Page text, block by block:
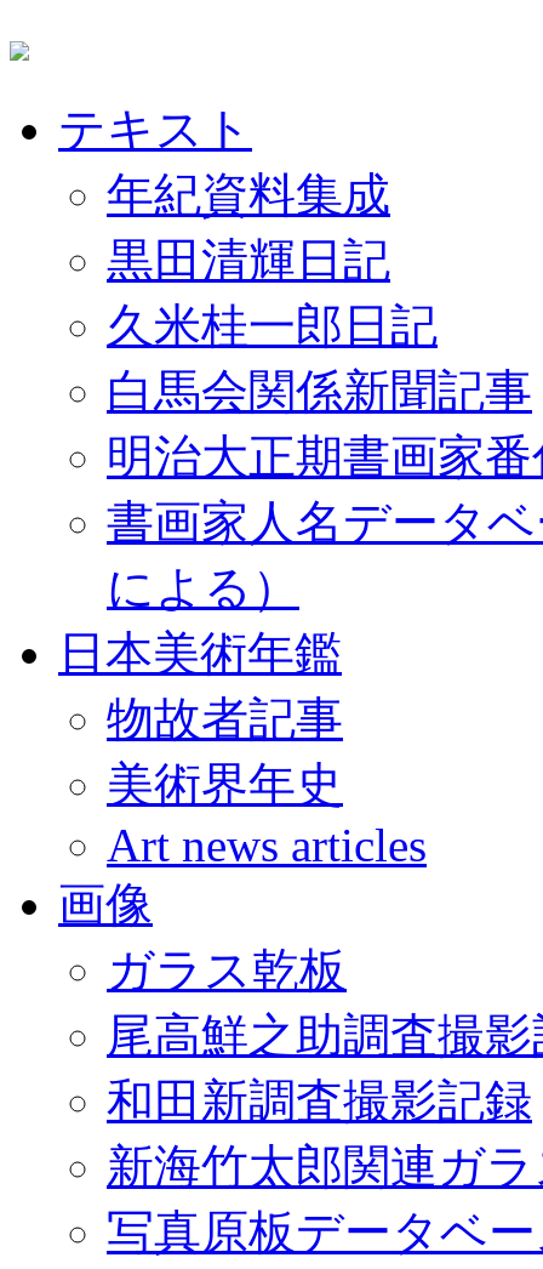
テキスト
年紀資料集成
黒田清輝日記
久米桂一郎日記
白馬会関係新聞記事
明治大正期書画家
書画家人名データ
による）
日本美術年鑑
物故者記事
美術界年史
Art news articles
画像
ガラス乾板
尾高鮮之助調査撮
和田新調査撮影記録
新海竹太郎関連ガ
写真原板データベ